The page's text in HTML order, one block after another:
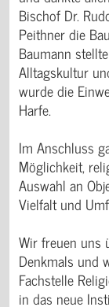
Wir freuen uns
Denkmals und
Fachstelle
in das neue